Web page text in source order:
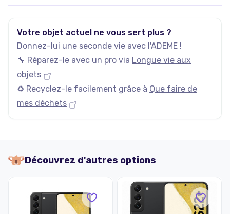
Votre objet actuel ne vous sert plus ?
Donnez-lui une seconde vie avec l'ADEME !
🔧 Réparez-le avec un pro via Longue vie aux
objets
♻️ Recyclez-le facilement grâce à Que faire de
mes déchets
Découvrez d'autres options